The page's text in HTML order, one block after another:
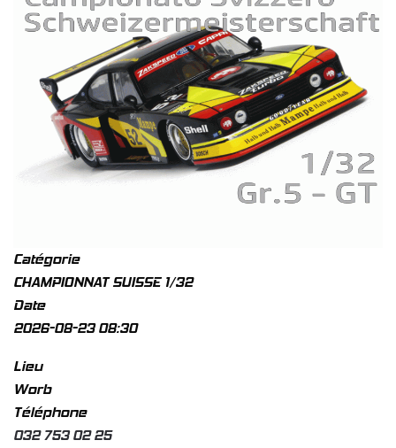
Catégorie
CHAMPIONNAT SUISSE 1/32
Date
2026-08-23 08:30
Lieu
Worb
Téléphone
032 753 02 25